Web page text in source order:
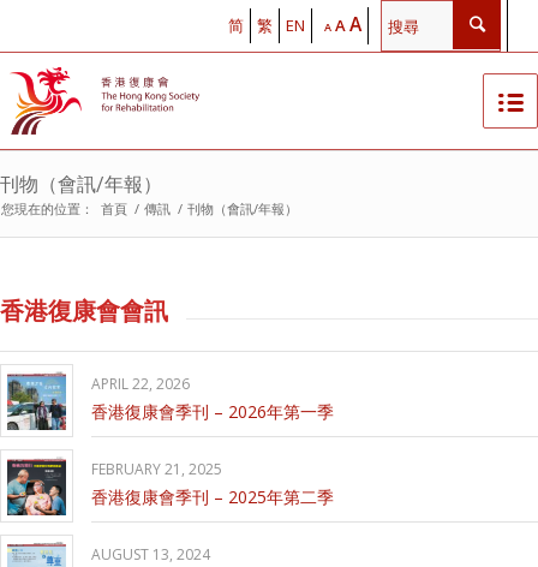
简 繁 EN A AA
刊物（會訊/年報）
您現在的位置： 首頁 / 傳訊 / 刊物（會訊/年報）
香港復康會會訊
APRIL 22, 2026
香港復康會季刊 – 2026年第一季
FEBRUARY 21, 2025
香港復康會季刊 – 2025年第二季
AUGUST 13, 2024